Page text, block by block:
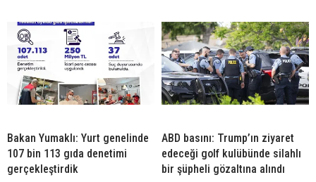
Bakan Yumaklı: Yurt genelinde
107 bin 113 gıda denetimi
gerçekleştirdik
ABD basını: Trump’ın ziyaret
edeceği golf kulübünde silahlı
bir şüpheli gözaltına alındı